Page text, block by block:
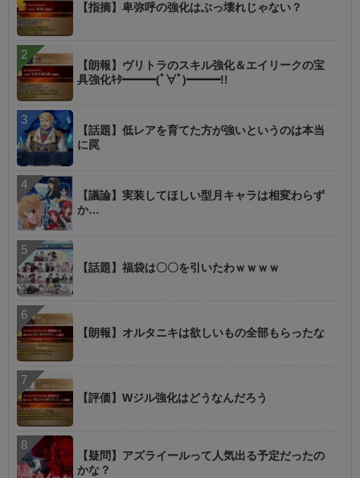
【指摘】卑弥呼の強化はぶっ壊れじゃない？
【朗報】ヴリトラのスキル強化＆エイリークの宝
具強化ｷﾀ━━━(ﾟ∀ﾟ)━━━!!
【話題】低レアを育てた方が強いというのは本当
に罠
【議論】実装してほしい型月キャラは相変わらず
か…
【話題】福袋は〇〇を引いたわｗｗｗｗ
【朗報】オルタニキは欲しいもの全部もらったな
【評価】Wジル強化はどうなんだろう
【疑問】アズライールって人気出る予定だったの
かな？